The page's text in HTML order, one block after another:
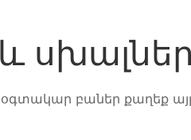
սխալներ
բաներ քաղեք